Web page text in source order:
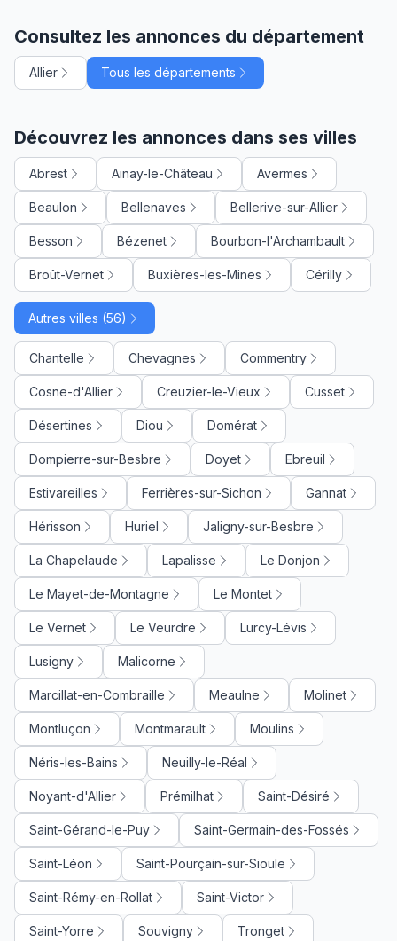
Consultez les annonces du département
Allier Tous les départements
Découvrez les annonces dans ses villes
Abrest Ainay-le-Château Avermes
Beaulon Bellenaves Bellerive-sur-Allier
Besson Bézenet Bourbon-l'Archambault
Broût-Vernet Buxières-les-Mines Cérilly
Autres villes (56)
Chantelle Chevagnes Commentry
Cosne-d'Allier Creuzier-le-Vieux Cusset
Désertines Diou Domérat
Dompierre-sur-Besbre Doyet Ebreuil
Estivareilles Ferrières-sur-Sichon Gannat
Hérisson Huriel Jaligny-sur-Besbre
La Chapelaude Lapalisse Le Donjon
Le Mayet-de-Montagne Le Montet
Le Vernet Le Veurdre Lurcy-Lévis
Lusigny Malicorne
Marcillat-en-Combraille Meaulne Molinet
Montluçon Montmarault Moulins
Néris-les-Bains Neuilly-le-Réal
Noyant-d'Allier Prémilhat Saint-Désiré
Saint-Gérand-le-Puy Saint-Germain-des-Fossés
Saint-Léon Saint-Pourçain-sur-Sioule
Saint-Rémy-en-Rollat Saint-Victor
Saint-Yorre Souvigny Tronget